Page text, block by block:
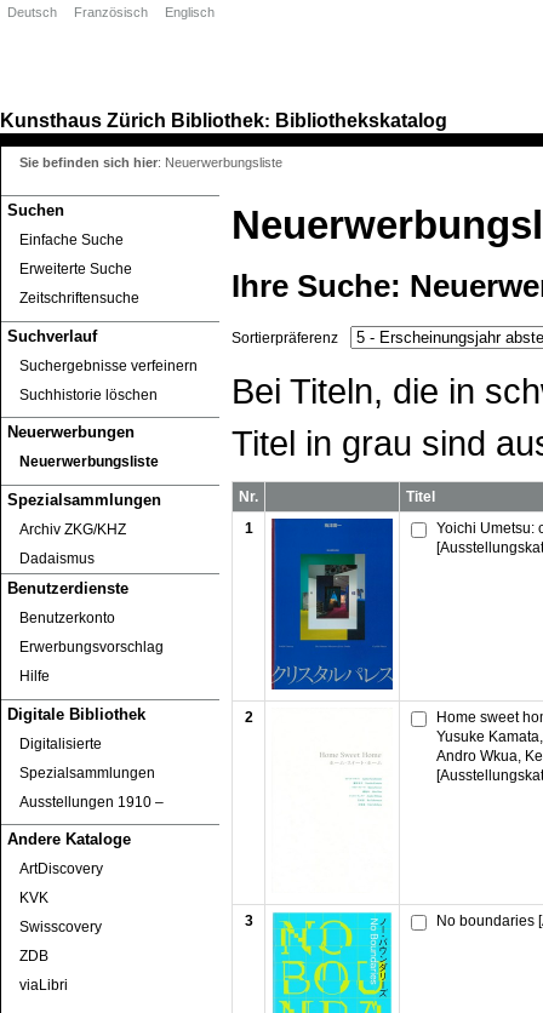
Kunsthaus Zürich Bibliothek: Bibliothekskatalog
Suchen
Einfache Suche
Erweiterte Suche
Zeitschriftensuche
Suchverlauf
Suchergebnisse verfeinern
Suchhistorie löschen
Neuerwerbungen
Neuerwerbungsliste
Spezialsammlungen
Archiv ZKG/KHZ
Dadaismus
Benutzerdienste
Benutzerkonto
Erwerbungsvorschlag
Hilfe
Digitale Bibliothek
Digitalisierte
Spezialsammlungen
Ausstellungen 1910 ‒
Andere Kataloge
ArtDiscovery
KVK
Swisscovery
ZDB
viaLibri
Deutsch Französisch Englisch
Sie befinden sich hier: Neuerwerbungsliste
Ihre Suche:
Sortierpräferenz
Bei Titeln, die in
Titel in grau sind
Nr.
Titel
1
Yoichi Umetsu:
2
Home sweet
Yusuke
Andro Wkua,
3 No boundaries